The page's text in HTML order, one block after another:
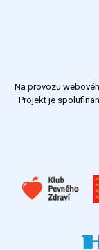
Na provozu
Projekt je